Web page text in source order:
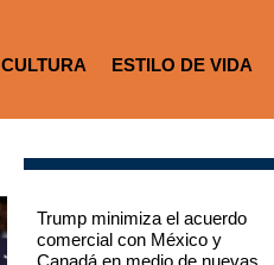
CULTURA ESTILO DE VIDA
Trump minimiza el acuerdo
comercial con México y